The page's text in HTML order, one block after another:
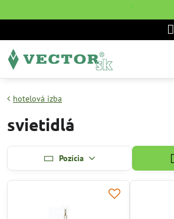
˙
hotelová izba
svietidlá
Pozícia